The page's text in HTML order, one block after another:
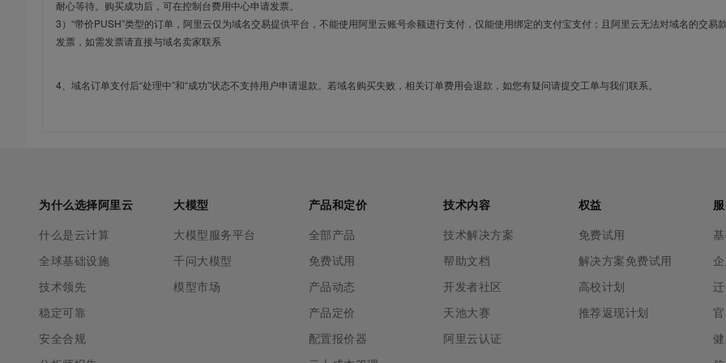
耐心等待。购买成功后，可在控制台费用中心申请发票。
3）“带价PUSH”类型的订单，阿里云仅为域名交易提供平台，不能使用阿里云账号余额进行支付，仅能使用绑定的支付宝支付；且阿里云无法对域名的交易
发票，如需发票请直接与域名卖家联系
4、域名订单支付后“处理中”和“成功”状态不支持用户申请退款。若域名购买失败，相关订单费用会退款，如您有疑问请提交工单与我们联系。